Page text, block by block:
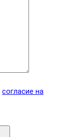
согласие на